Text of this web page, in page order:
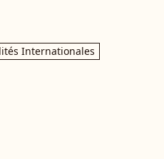
Internationales